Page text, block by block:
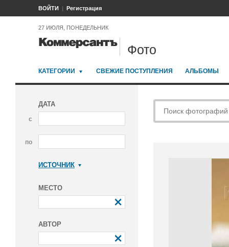
ВОЙТИ Регистрация
27 ИЮЛЯ, ПОНЕДЕЛЬНИК
Фото
КАТЕГОРИИ СВЕЖИЕ ПОСТУПЛЕНИЯ АЛЬБОМЫ
ДАТА
с
по
ИСТОЧНИК
МЕСТО
АВТОР